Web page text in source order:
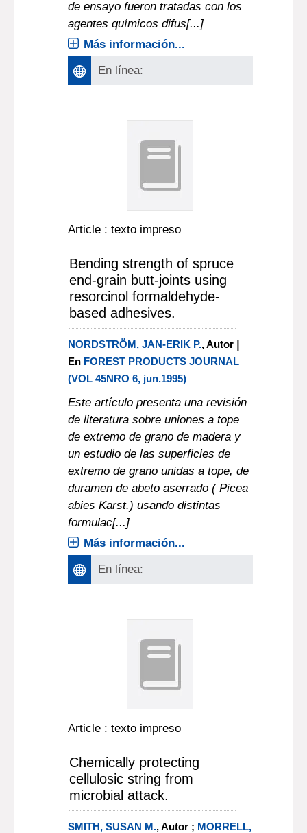
de ensayo fueron tratadas con los
agentes químicos difus[...]
Más información...
En línea:
Article : texto impreso
Bending strength of spruce
end-grain butt-joints using
resorcinol formaldehyde-
based adhesives.
NORDSTRÖM, JAN-ERIK P., Autor |
En FOREST PRODUCTS JOURNAL
(VOL 45NRO 6, jun.1995)
Este artículo presenta una revisión
de literatura sobre uniones a tope
de extremo de grano de madera y
un estudio de las superficies de
extremo de grano unidas a tope, de
duramen de abeto aserrado ( Picea
abies Karst.) usando distintas
formulac[...]
Más información...
En línea:
Article : texto impreso
Chemically protecting
cellulosic string from
microbial attack.
SMITH, SUSAN M., Autor ; MORRELL,